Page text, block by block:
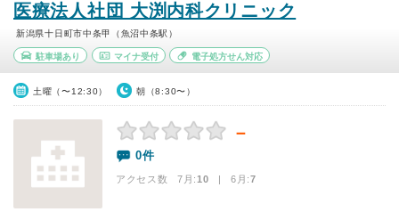
医療法人社団 大渕内科クリニック
新潟県十日町市中条甲（魚沼中条駅）
駐車場あり マイナ受付 電子処方せん対応
土曜（〜12:30） 朝（8:30〜）
－
0件
アクセス数 7月:10 | 6月:7